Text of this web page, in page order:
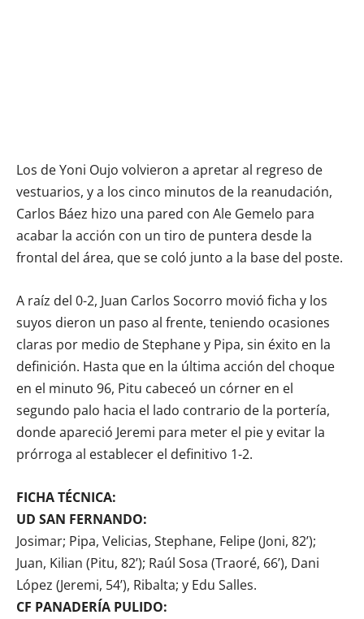
Los de Yoni Oujo volvieron a apretar al regreso de
vestuarios, y a los cinco minutos de la reanudación,
Carlos Báez hizo una pared con Ale Gemelo para
acabar la acción con un tiro de puntera desde la
frontal del área, que se coló junto a la base del poste.
A raíz del 0-2, Juan Carlos Socorro movió ficha y los
suyos dieron un paso al frente, teniendo ocasiones
claras por medio de Stephane y Pipa, sin éxito en la
definición. Hasta que en la última acción del choque
en el minuto 96, Pitu cabeceó un córner en el
segundo palo hacia el lado contrario de la portería,
donde apareció Jeremi para meter el pie y evitar la
prórroga al establecer el definitivo 1-2.
FICHA TÉCNICA:
UD SAN FERNANDO:
Josimar; Pipa, Velicias, Stephane, Felipe (Joni, 82’);
Juan, Kilian (Pitu, 82’); Raúl Sosa (Traoré, 66’), Dani
López (Jeremi, 54’), Ribalta; y Edu Salles.
CF PANADERÍA PULIDO: